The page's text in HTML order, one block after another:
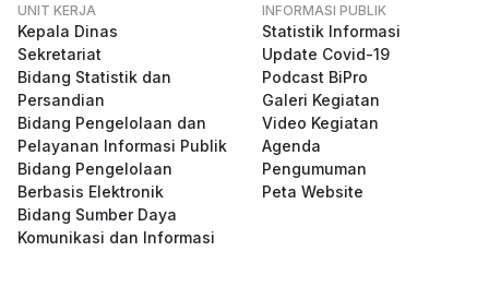
UNIT KERJA
Kepala Dinas
Sekretariat
Bidang Statistik dan
Persandian
Bidang Pengelolaan dan
Pelayanan Informasi Publik
Bidang Pengelolaan
Berbasis Elektronik
Bidang Sumber Daya
Komunikasi dan Informasi
INFORMASI PUBLIK
Statistik Informasi
Update Covid-19
Podcast BiPro
Galeri Kegiatan
Video Kegiatan
Agenda
Pengumuman
Peta Website